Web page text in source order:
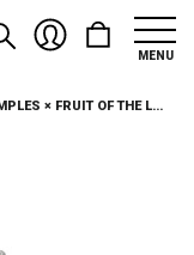
MENU
SOCKS LE242103 HEATHER GRAY×NATURAL